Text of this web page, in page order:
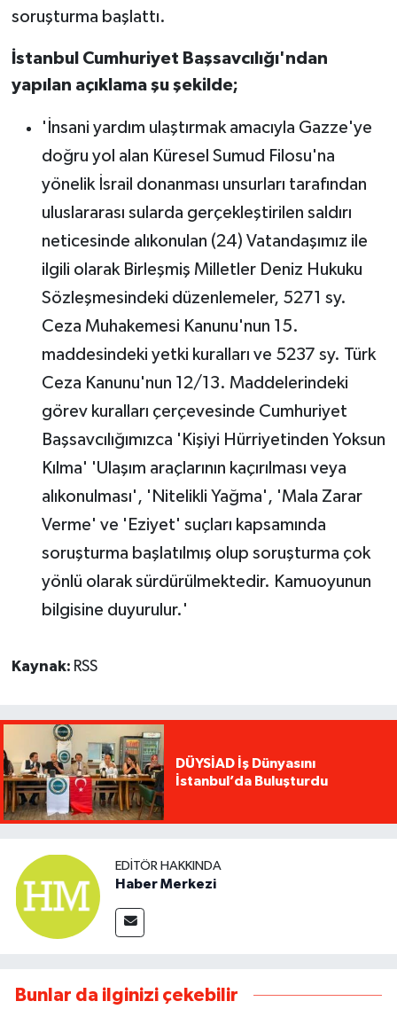
soruşturma başlattı.
İstanbul Cumhuriyet Başsavcılığı'ndan
yapılan açıklama şu şekilde;
'İnsani yardım ulaştırmak amacıyla Gazze'ye
doğru yol alan Küresel Sumud Filosu'na
yönelik İsrail donanması unsurları tarafından
uluslararası sularda gerçekleştirilen saldırı
neticesinde alıkonulan (24) Vatandaşımız ile
ilgili olarak Birleşmiş Milletler Deniz Hukuku
Sözleşmesindeki düzenlemeler, 5271 sy.
Ceza Muhakemesi Kanunu'nun 15.
maddesindeki yetki kuralları ve 5237 sy. Türk
Ceza Kanunu'nun 12/13. Maddelerindeki
görev kuralları çerçevesinde Cumhuriyet
Başsavcılığımızca 'Kişiyi Hürriyetinden Yoksun
Kılma' 'Ulaşım araçlarının kaçırılması veya
alıkonulması', 'Nitelikli Yağma', 'Mala Zarar
Verme' ve 'Eziyet' suçları kapsamında
soruşturma başlatılmış olup soruşturma çok
yönlü olarak sürdürülmektedir. Kamuoyunun
bilgisine duyurulur.'
Kaynak: RSS
DÜYSİAD İş Dünyasını
İstanbul’da Buluşturdu
EDITÖR HAKKINDA
Haber Merkezi
Bunlar da ilginizi çekebilir